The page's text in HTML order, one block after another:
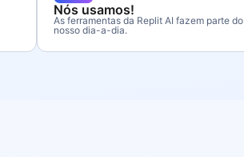
Nós usamos!
As ferramentas da Replit AI fazem parte do
nosso dia-a-dia.